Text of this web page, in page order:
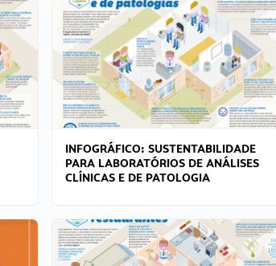
INFOGRÁFICO: SUSTENTABILIDADE
PARA LABORATÓRIOS DE ANÁLISES
CLÍNICAS E DE PATOLOGIA